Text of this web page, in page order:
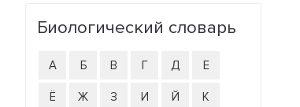
Биологический словарь
А Б В Г Д Е
Ё Ж З И Й К